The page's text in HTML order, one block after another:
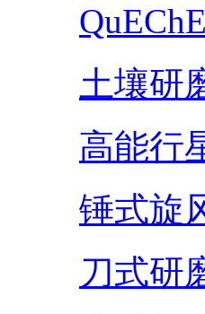
土壤研
高能行
锤式旋
刀式研